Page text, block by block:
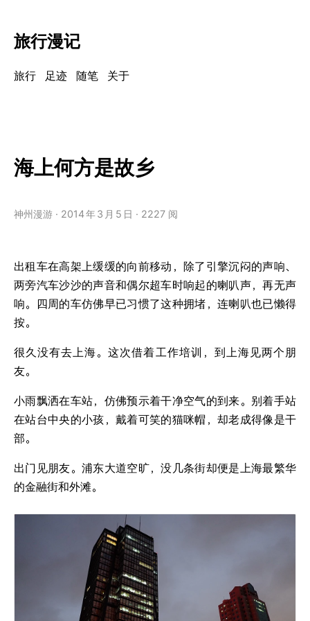
旅行漫记
旅行 足迹 随笔 关于
海上何方是故乡
神州漫游 2014年3 月 5 日 2227 阅
出租车在高架上缓缓的向前移动，除了引擎沉闷的声响、
两旁汽车沙沙的声音和偶尔超车时响起的喇叭声，再无声
响。四周的车仿佛早已习惯了这种拥堵，连喇叭也已懒得
按。
很久没有去上海。这次借着工作培训，到上海见两个朋
友。
小雨飘洒在车站，仿佛预示着干净空气的到来。别着手站
在站台中央的小孩，戴着可笑的猫咪帽，却老成得像是干
部。
出门见朋友。浦东大道空旷，没几条街却便是上海最繁华
的金融街和外滩。